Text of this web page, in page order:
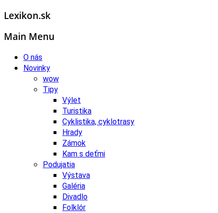
Lexikon.sk
Main Menu
O nás
Novinky
wow
Tipy
Výlet
Turistika
Cyklistika, cyklotrasy
Hrady
Zámok
Kam s deťmi
Podujatia
Výstava
Galéria
Divadlo
Folklór